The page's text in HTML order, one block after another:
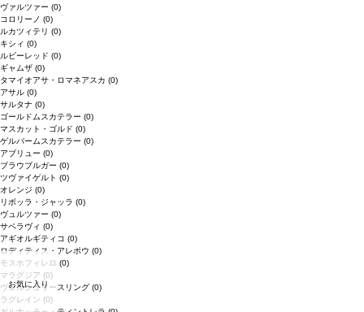
お気に入り
ヴァルツァー (0)
コロリーノ (0)
ルカツィテリ (0)
キシィ (0)
ルビーレッド (0)
ギャムザ (0)
タマイオアサ・ロマネアスカ (0)
アサル (0)
サルタナ (0)
ゴールドムスカテラー (0)
マスカット・ゴルド (0)
ゲルバームスカテラー (0)
アブリュー (0)
ブラウブルガー (0)
ツヴァイゲルト (0)
オレンジ (0)
リボッラ・ジャッラ (0)
ヴュルツァー (0)
サペラヴィ (0)
アギオルギティコ (0)
ロディティス・アレポウ (0)
モスホフィレロ (0)
マラグジア (0)
ヴェルシュリースリング (0)
ラグレイン (0)